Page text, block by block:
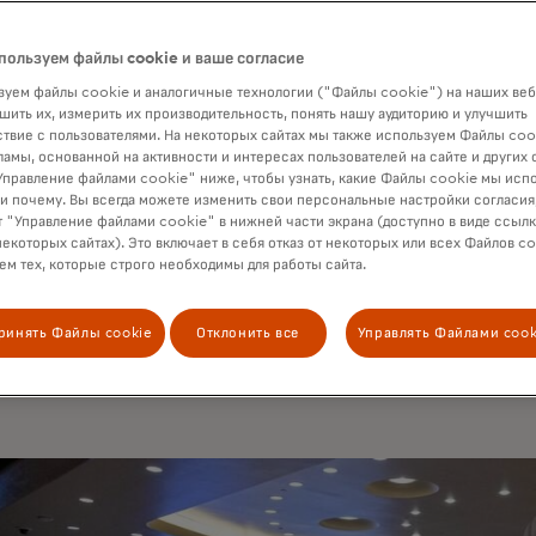
сотрудничают с организациями ООН для решения
и мира. Поэтому я польщен приглашением выступить
своим мнением о том, как мы можем лучше сотрудничать.
что это критически важная тема. Достаточно
чтобы увидеть огромную потребность.
начать с мысли о том, почему компании должны быть
что бизнес не может добиться успеха в неудачном
затрагивают наших сограждан — а иногда и коллег. Таким
время я поделюсь наблюдениями и знаниями о
могут активировать такие компании, как моя, помогать тем,
файлы cookie и ваше согласие
файлы cookie и аналогичные технологии ("Файлы cookie") на наших
их, измерить их производительность, понять нашу аудиторию и улучшить
с пользователями. На некоторых сайтах мы также используем Файлы
основанной на активности и интересах пользователей на сайте и других
файлами cookie" ниже, чтобы узнать, какие Файлы cookie мы
почему. Вы всегда можете изменить свои персональные настройки
"Управление файлами cookie" в нижней части экрана (доступно в виде
сайтах). Это включает в себя отказ от некоторых или всех Файлов
тех, которые строго необходимы для работы сайта.
Файлы cookie Отклонить все Управлять Файлами